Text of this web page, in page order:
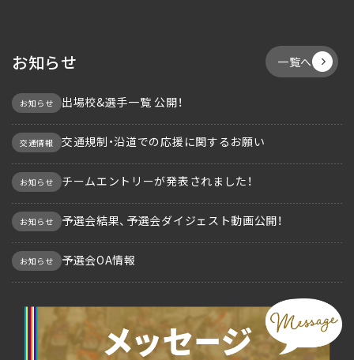
お知らせ 一覧へ
お知らせ 出場校&選手一覧 公開！
交通情報 交通規制・沿道での応援に関するお願い
お知らせ チームエントリーが発表されました！
お知らせ 予選会結果、予選会ダイジェスト動画公開！
お知らせ 予選会OA情報